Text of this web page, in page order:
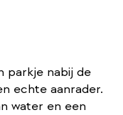
parkje nabij de
echte aanrader.
water en een